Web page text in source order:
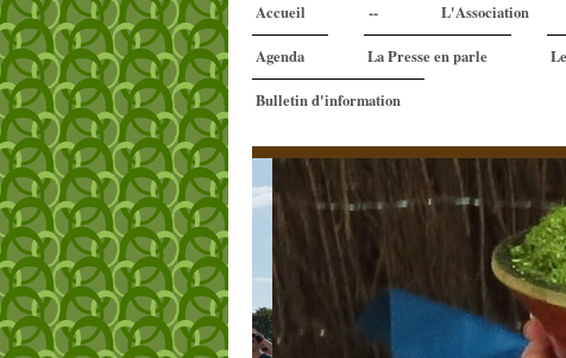
Accueil -- L'Association
Agenda La Presse en parle
Bulletin d'information